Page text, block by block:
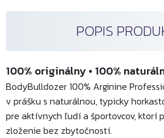
POPIS
100% originálny • 100%
BodyBulldozer 100% Arginine
v prášku s naturálnou, typicky
pre aktívnych ľudí a športovcov, ktorí
zloženie bez zbytočností.